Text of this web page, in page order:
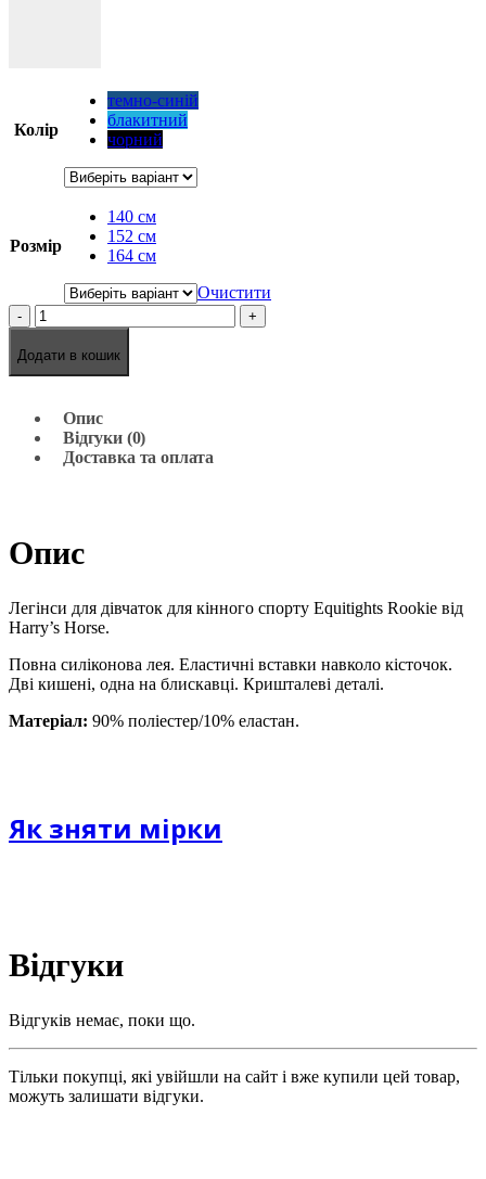
Колір
темно-синій
блакитний
чорний
Розмір
140 см
152 см
164 см
Очистити
- +
Додати в кошик
Опис
Відгуки (0)
Доставка та оплата
Опис
Легінси для дівчаток для кінного спорту Equitights Rookie від
Harry’s Horse.
Повна силіконова лея. Еластичні вставки навколо кісточок.
Дві кишені, одна на блискавці. Кришталеві деталі.
Матеріал: 90% поліестер/10% еластан.
Як зняти мірки
Відгуки
Відгуків немає, поки що.
Тільки покупці, які увійшли на сайт і вже купили цей товар,
можуть залишати відгуки.